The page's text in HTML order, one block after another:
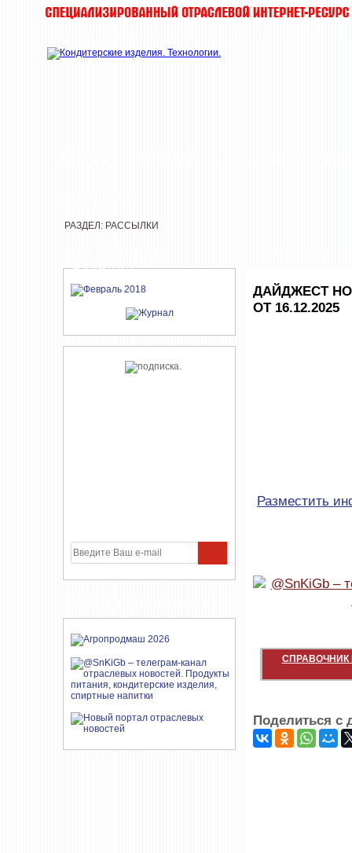
ЖУРНАЛА
РАЗДЕЛ: РАССЫЛКИ
ДАЙДЖЕСТ
ОТ 16.12.2025
Разместить
СПРАВОЧНИК
Поделиться с